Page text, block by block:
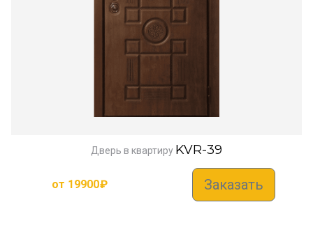
Дверь в квартиру KVR-39
от 19900₽ Заказать